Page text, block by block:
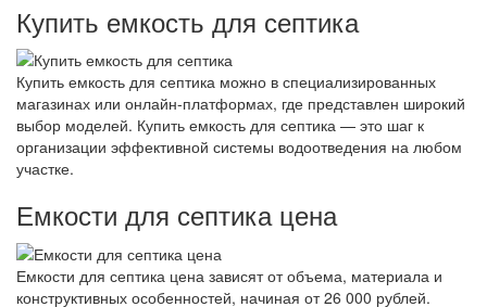
Купить емкость для септика
Купить емкость для септика можно в специализированных
магазинах или онлайн-платформах, где представлен широкий
выбор моделей. Купить емкость для септика — это шаг к
организации эффективной системы водоотведения на любом
участке.
Емкости для септика цена
Емкости для септика цена зависят от объема, материала и
конструктивных особенностей, начиная от 26 000 рублей.